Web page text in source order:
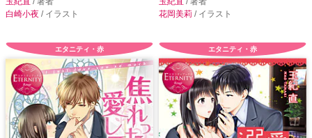
白崎小夜 / イラスト
花岡美莉 / イラスト
エタニティ・赤 エタニティ・赤